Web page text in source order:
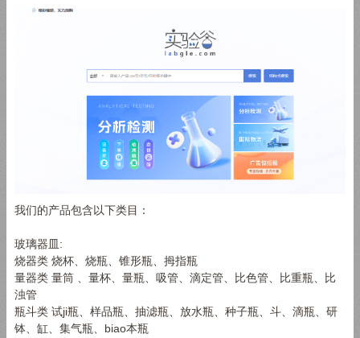
我们的产品包含以下类目：
玻璃器皿:
烧器类 烧杯、烧瓶、锥形瓶、拇指瓶
量器类 量筒 、量杯、量瓶、吸管、滴定管、比色管、比重瓶、比
浊管
瓶斗类 试ji瓶、样品瓶、抽滤瓶、放水瓶、种子瓶、斗、滴瓶、研
钵、缸、集气瓶、biao本瓶